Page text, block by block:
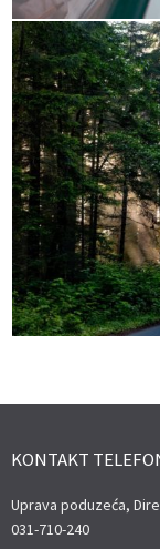
KONTAKT
Uprava poduzeća,
031-710-240